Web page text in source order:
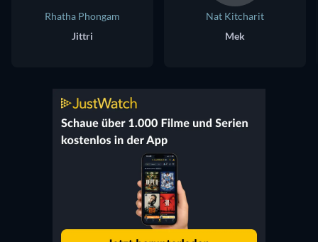
Rhatha Phongam
Jittri
Nat Kitcharit
Mek